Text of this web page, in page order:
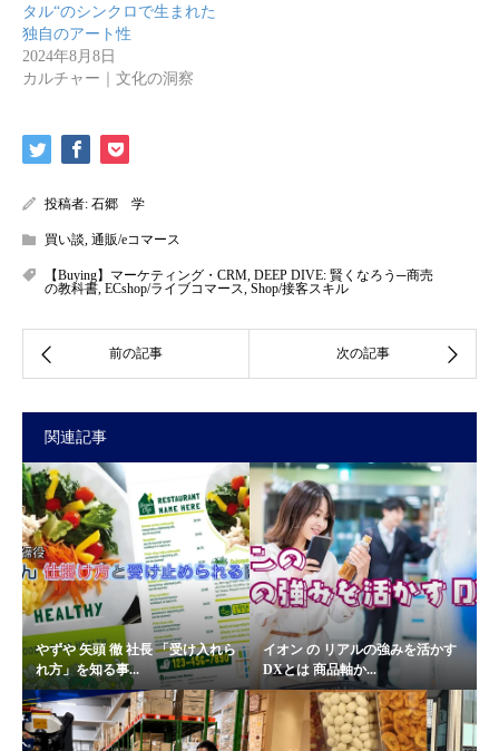
タル“のシンクロで生まれた
独自のアート性
2024年8月8日
カルチャー｜文化の洞察
投稿者: 石郷 学
買い談, 通販/eコマース
【Buying】マーケティング・CRM, DEEP DIVE: 賢くなろう─商売
の教科書, ECshop/ライブコマース, Shop/接客スキル
関連記事
やずや 矢頭 徹 社長 「受け入れら
れ方」を知る事...
イオン の リアルの強みを活かす
DXとは 商品軸か...